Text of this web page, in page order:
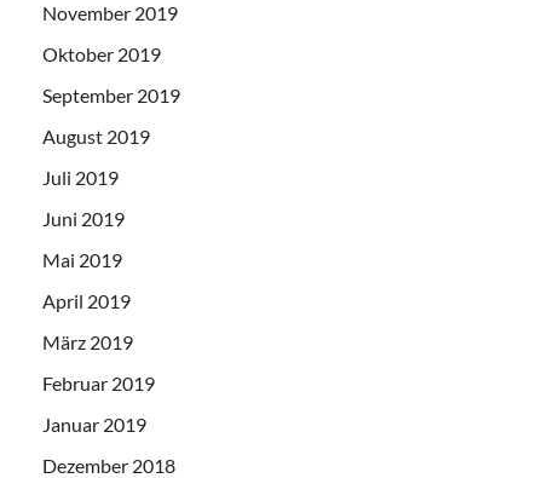
November 2019
Oktober 2019
September 2019
August 2019
Juli 2019
Juni 2019
Mai 2019
April 2019
März 2019
Februar 2019
Januar 2019
Dezember 2018